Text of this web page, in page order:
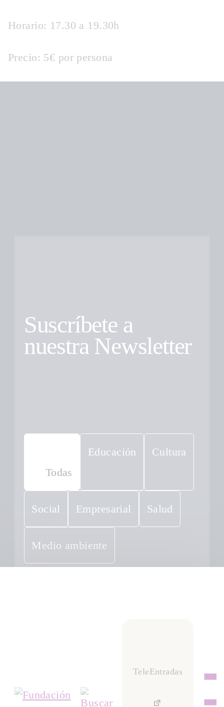
TeleEntradas
Horario: 17.30 a 19.30h
Precio: 5€ por persona
Suscríbete a
nuestra Newsletter
Todas
Educación Cultura
Social Empresarial Salud
Medio ambiente